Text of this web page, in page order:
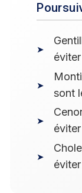
éviter
sont
éviter
éviter